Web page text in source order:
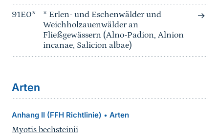
91E0*
* Erlen- und Eschenwälder und
Weichholzauenwälder an
Fließgewässern (Alno-Padion, Alnion
incanae, Salicion albae)
Arten
Anhang II (FFH Richtlinie) • Arten
Myotis bechsteinii